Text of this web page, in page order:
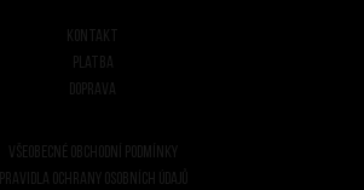
Kontakt
Platba
Doprava
Všeobecné obchodní podmínky
Pravidla ochrany osobních údajů